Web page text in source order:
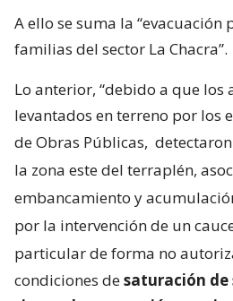
A ello se suma la “evacuación
familias del sector La Chacra”.
Lo anterior, “debido a que los
levantados en terreno por los
de Obras Públicas,
la zona este del terraplén,
embancamiento y
por la intervención de un
particular de forma no
condiciones desaturación de